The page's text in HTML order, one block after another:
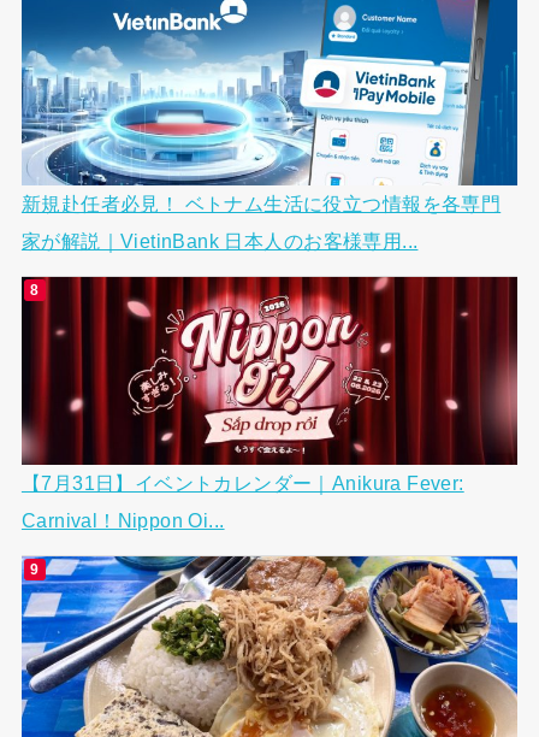
新規赴任者必見！ ベトナム生活に役立つ情報を各専門
家が解説｜VietinBank 日本人のお客様専用...
【7月31日】イベントカレンダー｜Anikura Fever:
Carnival！Nippon Oi...